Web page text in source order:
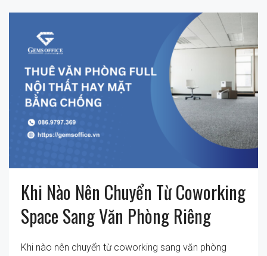
Khi Nào Nên Chuyển Từ Coworking
Space Sang Văn Phòng Riêng
Khi nào nên chuyển từ coworking sang văn phòng